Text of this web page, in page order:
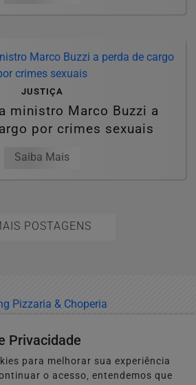
JUSTIÇA
ministro Marco Buzzi a
por crimes sexuais
Saiba Mais
POSTAGENS
uma conta?
Privacidade
para melhorar sua experiência
o acesso, entendemos que